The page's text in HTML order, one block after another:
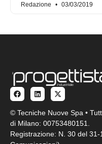
Redazione 03/03/2019
© Tecniche Nuove Spa •
di Milano: 00753480151.
Registrazione: N. 30 del